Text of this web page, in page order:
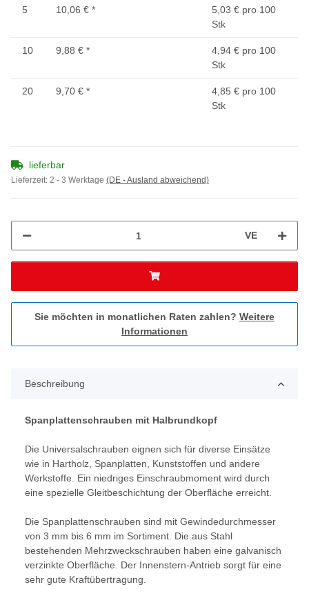
5 10,06 € *
5,03 € pro 100
Stk
10 9,88 € *
4,94 € pro 100
Stk
20 9,70 € *
4,85 € pro 100
Stk
lieferbar
Lieferzeit: 2 - 3 Werktage (DE - Ausland abweichend)
VE
Sie möchten in monatlichen Raten zahlen? Weitere
Informationen
Beschreibung
Spanplattenschrauben mit Halbrundkopf
Die Universalschrauben eignen sich für diverse Einsätze
wie in Hartholz, Spanplatten, Kunststoffen und andere
Werkstoffe. Ein niedriges Einschraubmoment wird durch
eine spezielle Gleitbeschichtung der Oberfläche erreicht.
Die Spanplattenschrauben sind mit Gewindedurchmesser
von 3 mm bis 6 mm im Sortiment. Die aus Stahl
bestehenden Mehrzweckschrauben haben eine galvanisch
verzinkte Oberfläche. Der Innenstern-Antrieb sorgt für eine
sehr gute Kraftübertragung.